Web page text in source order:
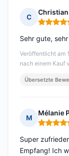
C
Christian
Hinweis:
Veröffentlicht am
nach einem Kauf
Sehr gute,
Übersetzte
M
Mélanie
Hinweis:
Super
Empfang! Ich